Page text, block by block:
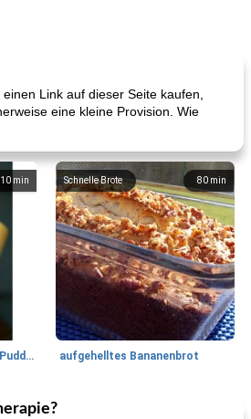
Link auf dieser Seite kaufen,
eine kleine Provision. Wie
min
"King of Rock" gefrorene Pudding Pops
80 min
Schnelle Brote
aufgehelltes Bananenbrot
27min